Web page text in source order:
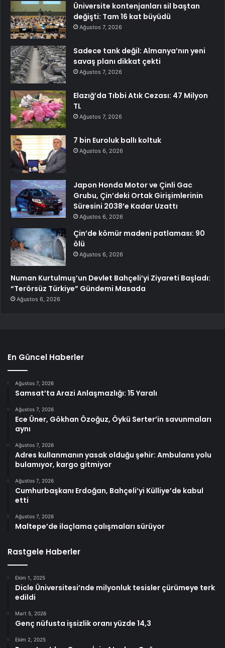
Üniversite kontenjanları sil baştan
değişti: Tam 16 kat büyüdü
Ağustos 7, 2026
Sadece tank değil: Almanya’nın yeni
savaş planı dikkat çekti
Ağustos 7, 2026
Elazığ’da Tıbbi Atık Cezası: 47 Milyon
TL
Ağustos 7, 2026
7 bin Euroluk ballı koltuk
Ağustos 6, 2026
Japon Honda Motor ve Çinli Gac
Grubu, Çin’deki Ortak Girişimlerinin
Süresini 2038’e Kadar Uzattı
Ağustos 6, 2026
Çin’de kömür madeni patlaması: 90
ölü
Ağustos 6, 2026
Numan Kurtulmuş’un Devlet Bahçeli’yi Ziyareti Başladı:
“Terörsüz Türkiye” Gündemi Masada
Ağustos 6, 2026
En Güncel Haberler
Ağustos 7, 2026
Samsat’ta Arazi Anlaşmazlığı: 15 Yaralı
Ağustos 7, 2026
Ece Üner, Gökhan Özoğuz, Öykü Serter’in savunmaları
aynı
Ağustos 7, 2026
Adres kullanmanın yasak olduğu şehir: Ambulans yolu
bulamıyor, kargo gitmiyor
Ağustos 7, 2026
Cumhurbaşkanı Erdoğan, Bahçeli’yi Külliye’de kabul
etti
Ağustos 7, 2026
Maltepe’de ilaçlama çalışmaları sürüyor
Rastgele Haberler
Ekim 1, 2025
Dicle Üniversitesi’nde milyonluk tesisler çürümeye terk
edildi
Mart 5, 2026
Genç nüfusta işsizlik oranı yüzde 14,3
Ekim 2, 2025